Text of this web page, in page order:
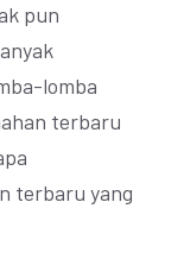
pun
lomba
terbaru
terbaru yang